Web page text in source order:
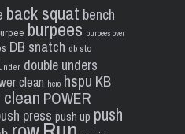
back squat bench
burpees burpees over
DB snatch db sto
double unders
clean hero hspu KB
POWER
press push up push